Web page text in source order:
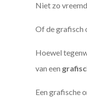
Niet zo
Of de grafisch
Hoewel
van een
Een grafische